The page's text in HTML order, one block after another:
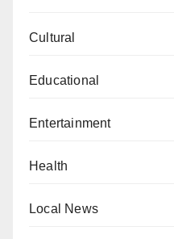
Cultural
Educational
Entertainment
Health
Local News